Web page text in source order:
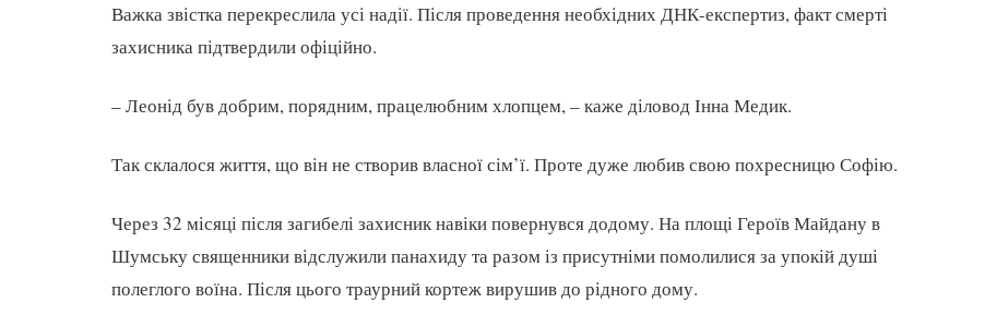
Важка звістка перекреслила усі надії. Після проведення необхідних ДНК-експертиз, факт смерті
захисника підтвердили офіційно.
– Леонід був добрим, порядним, працелюбним хлопцем, – каже діловод Інна Медик.
Так склалося життя, що він не створив власної сім’ї. Проте дуже любив свою похресницю Софію.
Через 32 місяці після загибелі захисник навіки повернувся додому. На площі Героїв Майдану в
Шумську священники відслужили панахиду та разом із присутніми помолилися за упокій душі
полеглого воїна. Після цього траурний кортеж вирушив до рідного дому.